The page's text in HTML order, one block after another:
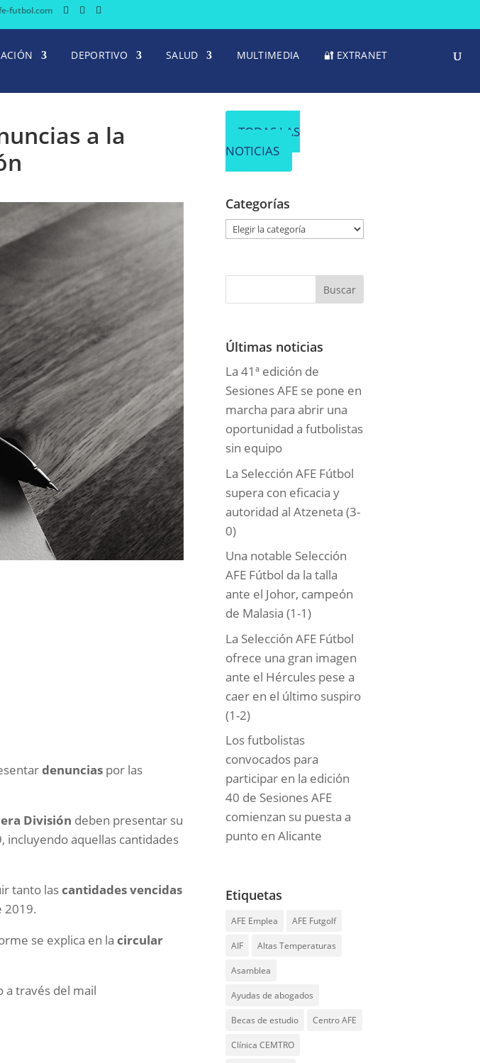
futbol.com
DEPORTIVO SALUD MULTIMEDIA 🔐 EXTRANET
a la
denuncias por las
División deben presentar su
aquellas cantidades
tanto lascantidades vencidas
2019.
se explica en lacircular
a través del mail
TODAS LAS
NOTICIAS
Categorías
g
r
a
s
Últimas noticias
La 41ª edición de
Sesiones AFE se pone en
marcha para abrir una
oportunidad a futbolistas
sin equipo
La Selección AFE Fútbol
supera con eficacia y
autoridad al Atzeneta (3-
0)
Una notable Selección
AFE Fútbol da la talla
ante el Johor, campeón
de Malasia (1-1)
La Selección AFE Fútbol
ofrece una gran imagen
ante el Hércules pese a
caer en el último suspiro
(1-2)
Los futbolistas
convocados para
participar en la edición
40 de Sesiones AFE
comienzan su puesta a
punto en Alicante
Etiquetas
AFE Emplea AFE Futgolf
AIF Altas Temperaturas
Asamblea
Ayudas de abogados
Becas de estudio Centro AFE
Clínica CEMTRO